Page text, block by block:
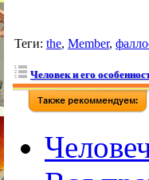
Теги: the, Member,
Человек и его